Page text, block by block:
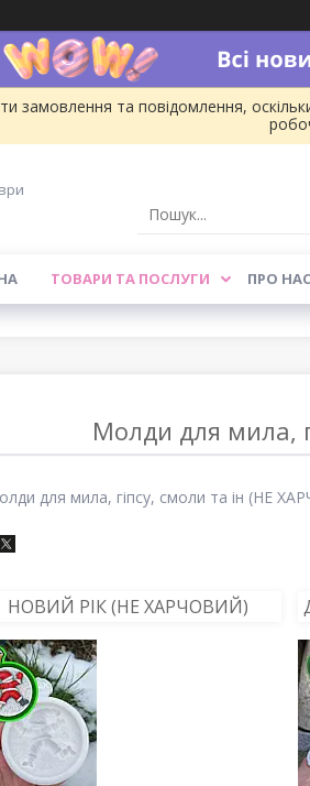
та повідомлення,
ТОВАРИ ТА ПОСЛУГИ ПРО НАС
Молди для мила,
для мила, гіпсу, смоли та ін (НЕ
НОВИЙ РІК (НЕ ХАРЧОВИЙ)